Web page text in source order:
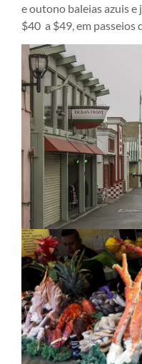
e outono baleias azuis
$40 a $49, em passeios